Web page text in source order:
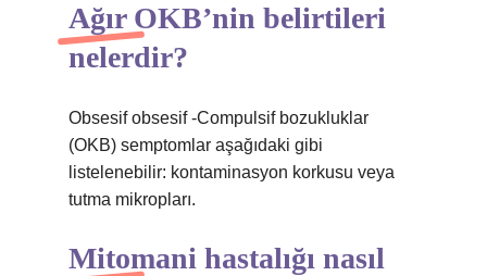
Ağır OKB’nin belirtileri
nelerdir?
Obsesif obsesif -Compulsif bozukluklar
(OKB) semptomlar aşağıdaki gibi
listelenebilir: kontaminasyon korkusu veya
tutma mikropları.
Mitomani hastalığı nasıl